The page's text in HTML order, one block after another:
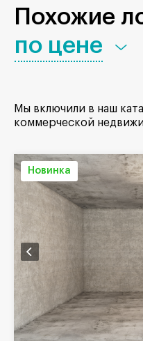
Похожие
по цене
Мы включили в наш
коммерческой
Новинка